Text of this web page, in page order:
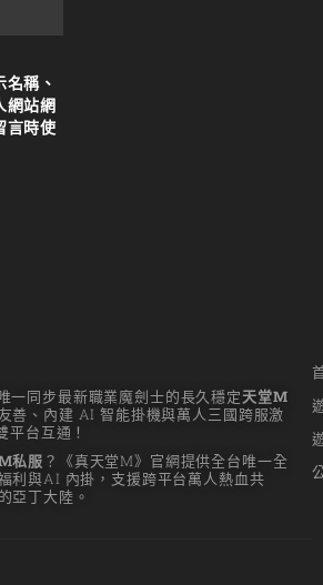
名稱、
網站網
言時使
一同步最新職業魔劍士的長久穩定天堂M
善、內建 AI 智能掛機與萬人三國跨服激
平台互通！
私服 ？《真天堂M》官網提供全台唯一全
利與AI 內掛，支援跨平台萬人熱血共
亞丁大陸。